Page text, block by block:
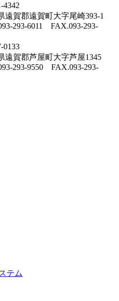
4342
遠賀郡遠賀町大字尾崎393-1
293-6011 FAX.093-293-
0133
遠賀郡芦屋町大字芦屋1345
293-9550 FAX.093-293-
テム